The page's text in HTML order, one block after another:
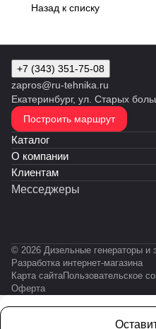
Назад к списку
+7 (343) 351-75-08
zapros@ru-tehnika.ru
Екатеринбург, ул. Старых
Построить маршрут
Каталог
О компании
Клиентам
Месседжеры
© 2026 Дизельные генераторы и
Разработка интернет-магазина
Карта сайтаПользовательское
Оферта